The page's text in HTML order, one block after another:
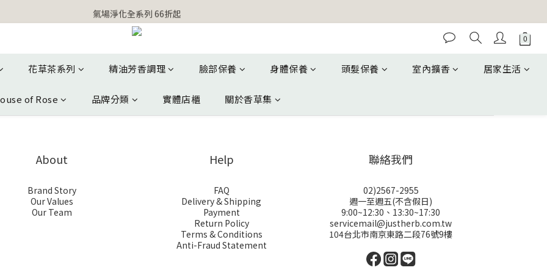
【官網獨家】首次消費 不限金額 即送 香遇熊超人行李吊牌
氣場淨化全系列 66折起
【官網獨家】首次消費 不限金額 即送 香遇熊超人行李吊牌
花草茶系列 精油芳香調理 臉部保養 身體保養 頭髮保養 室內擴香 居家生活
of Rose 品牌分類 實體店櫃 關於香草集
About
Brand Story
Our Values
Our Team
Help
FAQ
Delivery & Shipping
Payment
Return Policy
Terms & Conditions
Anti-Fraud Statement
聯絡我們
02)2567-2955
週一至週五(不含假日)
9:00~12:30、13:30~17:30
servicemail@justherb.com.tw
104台北市南京東路二段76號9樓